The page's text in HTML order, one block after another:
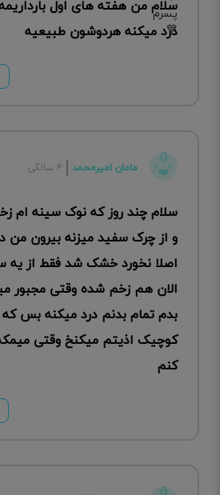
سلام من هفته های اول
درد میکنه هردوشون طبیعیه
مامان امیرمحمد ۴ سالگی
سلام چند روز که نوک سینه ام
و از چرک سفید میزنه بیرون من
اصلا نخورد خشک شد فقط از یه
الان هم زخم شده وقتی مجبور
بدم تمام بدنم درد میکنه بس
کوچیک اذیتم میکنخ وقتی
کنم